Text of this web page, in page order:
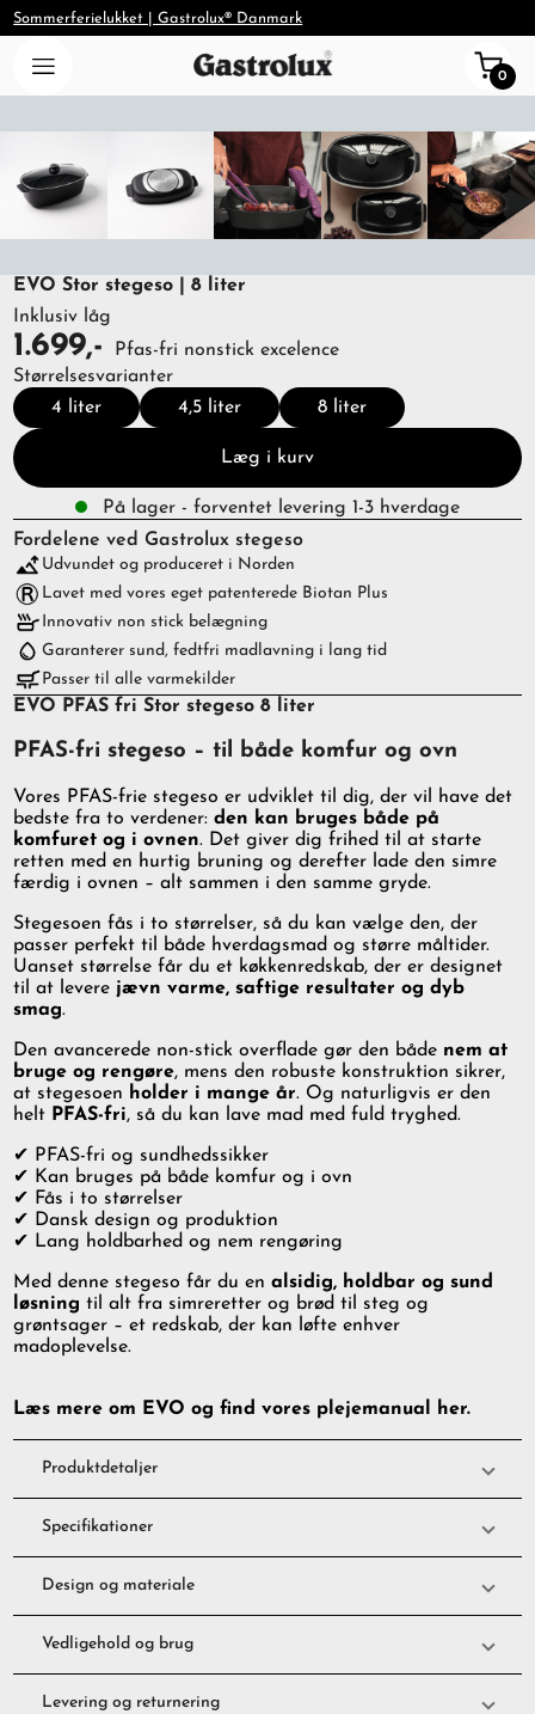
Sommerferielukket | Gastrolux® Danmark
0
EVO Stor stegeso | 8 liter
Inklusiv låg
1.699,-
Pfas-fri nonstick excelence
Størrelsesvarianter
4 liter
4,5 liter 8 liter
Fordelene ved Gastrolux stegeso
Udvundet og produceret i Norden
Lavet med vores eget patenterede Biotan Plus
Innovativ non stick belægning
Garanterer sund, fedtfri madlavning i lang tid
Passer til alle varmekilder
Læg i kurv
På lager - forventet levering 1-3 hverdage
Produktdetaljer
Specifikationer
Design og materiale
Vedligehold og brug
Levering og returnering
EVO PFAS fri Stor stegeso 8 liter
PFAS-fri stegeso – til både komfur og ovn
Vores PFAS-frie stegeso er udviklet til dig, der vil have det
bedste fra to verdener:den kan bruges både på
komfuret og i ovnen. Det giver dig frihed til at starte
retten med en hurtig bruning og derefter lade den simre
færdig i ovnen – alt sammen i den samme gryde.
Stegesoen fås i to størrelser, så du kan vælge den, der
passer perfekt til både hverdagsmad og større måltider.
Uanset størrelse får du et køkkenredskab, der er designet
til at levere jævn varme, saftige resultater og dyb
smag.
Den avancerede non-stick overflade gør den både nem at
bruge og rengøre, mens den robuste konstruktion sikrer,
at stegesoen holder i mange år. Og naturligvis er den
helt PFAS-fri, så du kan lave mad med fuld tryghed.
✔ PFAS-fri og sundhedssikker
✔ Kan bruges på både komfur og i ovn
✔ Fås i to størrelser
✔ Dansk design og produktion
✔ Lang holdbarhed og nem rengøring
Med denne stegeso får du enalsidig, holdbar og sund
løsning til alt fra simreretter og brød til steg og
grøntsager – et redskab, der kan løfte enhver
madoplevelse.
Læs mere om EVO og find vores plejemanual her.